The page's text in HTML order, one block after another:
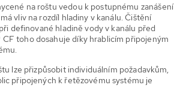
na roštu vedou k postupnému zanášení
vliv na rozdíl hladiny v kanálu. Čištění
definované hladině vody v kanálu před
CF toho dosahuje díky hrablicím připojeným
lze přizpůsobit individuálním požadavkům,
připojených k řetězovému systému je